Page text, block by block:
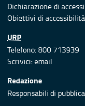
Dichiarazione di
Obiettivi di accessibilità
URP
Telefono: 800 713939
Scrivici:email
Redazione
Responsabili di